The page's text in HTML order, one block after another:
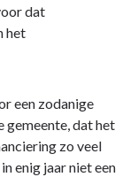
dat
het
een zodanige
gemeente, dat het
zo veel
enig jaar niet een